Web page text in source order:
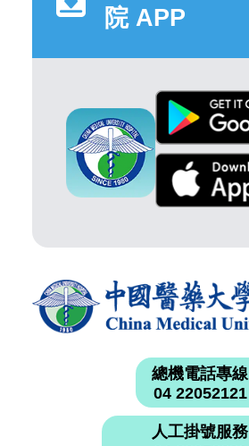
院 APP
總機電話專線
04 22052121
人工掛號服務